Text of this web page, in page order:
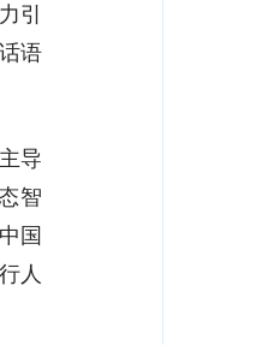
引
语
导
智
国
人